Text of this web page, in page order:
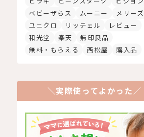
ベビーザらス
ムーニー
メリーズ
ユニクロ
リッチェル
レビュー
和光堂
楽天
無印良品
無料・もらえる
西松屋 購入品
＼実際使ってよかった／